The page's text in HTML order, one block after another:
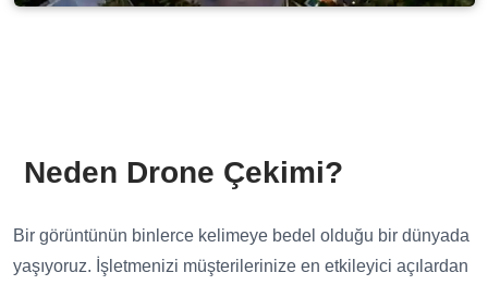
Neden Drone Çekimi?
Bir görüntünün binlerce kelimeye bedel olduğu bir dünyada
yaşıyoruz. İşletmenizi müşterilerinize en etkileyici açılardan